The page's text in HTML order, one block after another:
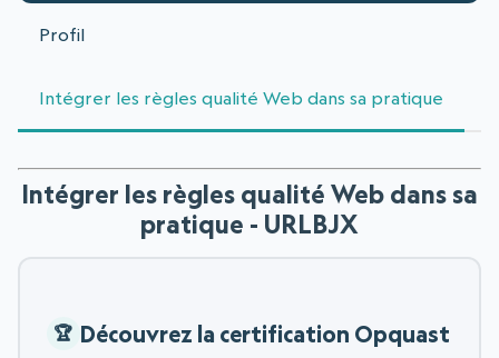
Profil
Intégrer les règles qualité Web dans sa pratique
Intégrer les règles qualité Web dans sa
pratique - URLBJX
Découvrez la certification Opquast